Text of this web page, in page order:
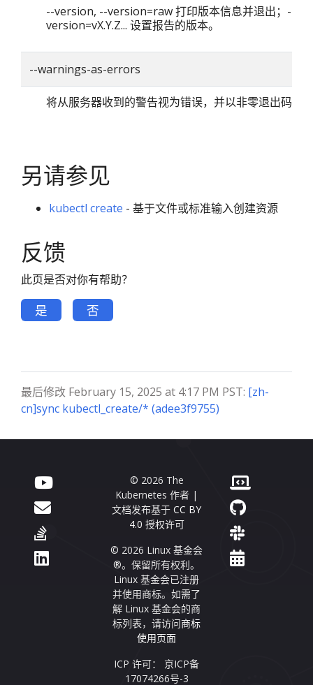
--version, --version=raw 打印版本信息并退出；--
version=vX.Y.Z... 设置报告的版本。
--warnings-as-errors
将从服务器收到的警告视为错误，并以非零退出码退
另请参见
kubectl create - 基于文件或标准输入创建资源
反馈
此页是否对你有帮助？
是 否
最后修改 February 15, 2025 at 4:17 PM PST: [zh-
cn]sync kubectl_create/* (adee3f9755)
© 2026 The
Kubernetes 作者 |
文档发布基于 CC BY
4.0 授权许可
© 2026 Linux 基金会
®。保留所有权利。
Linux 基金会已注册
并使用商标。如需了
解 Linux 基金会的商
标列表，请访问商标
使用页面
ICP 许可： 京ICP备
17074266号-3